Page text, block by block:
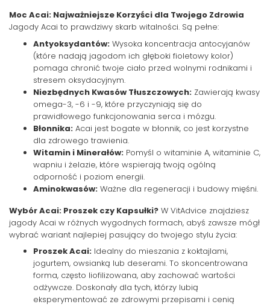
Moc Acai: Najważniejsze Korzyści dla Twojego Zdrowia
Jagody Acai to prawdziwy skarb witalności. Są pełne:
Antyoksydantów: Wysoka koncentracja antocyjanów
(które nadają jagodom ich głęboki fioletowy kolor)
pomaga chronić twoje ciało przed wolnymi rodnikami i
stresem oksydacyjnym.
Niezbędnych Kwasów Tłuszczowych: Zawierają kwasy
omega-3, -6 i -9, które przyczyniają się do
prawidłowego funkcjonowania serca i mózgu.
Błonnika: Acai jest bogate w błonnik, co jest korzystne
dla zdrowego trawienia.
Witamin i Minerałów: Pomyśl o witaminie A, witaminie C,
wapniu i żelazie, które wspierają twoją ogólną
odporność i poziom energii.
Aminokwasów: Ważne dla regeneracji i budowy mięśni.
Wybór Acai: Proszek czy Kapsułki? W VitAdvice znajdziesz
jagody Acai w różnych wygodnych formach, abyś zawsze mógł
wybrać wariant najlepiej pasujący do twojego stylu życia:
Proszek Acai: Idealny do mieszania z koktajlami,
jogurtem, owsianką lub deserami. To skoncentrowana
forma, często liofilizowana, aby zachować wartości
odżywcze. Doskonały dla tych, którzy lubią
eksperymentować ze zdrowymi przepisami i cenią